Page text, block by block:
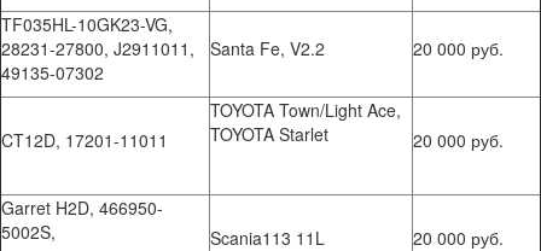
TF035HL-10GK23-VG,
28231-27800, J2911011,
49135-07302
Santa Fe, V2.2 20 000 руб.
CT12D, 17201-11011
TOYOTA Town/Light Ace,
TOYOTA Starlet
20 000 руб.
Garret H2D, 466950-
5002S,
Scania113 11L 20 000 руб.